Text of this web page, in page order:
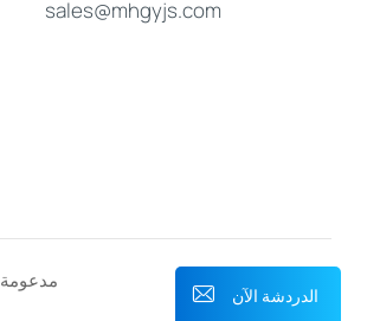
sales@mhgyjs.com
شبكة IPv6 مدعومة
الدردشة الآن